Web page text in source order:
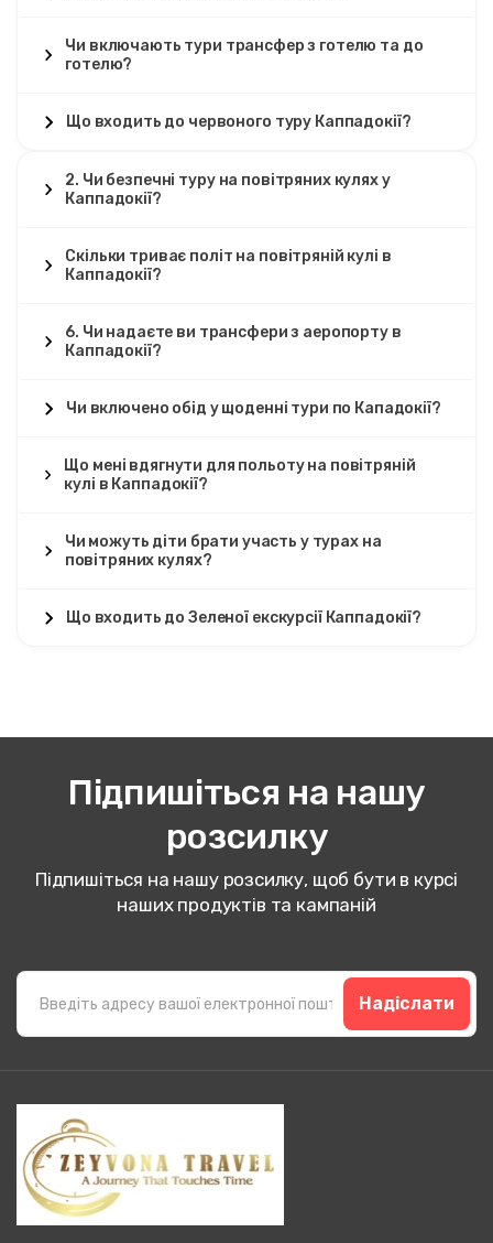
Чи включають тури трансфер з готелю та до
готелю?
Що входить до червоного туру Каппадокії?
2. Чи безпечні туру на повітряних кулях у
Каппадокії?
Скільки триває політ на повітряній кулі в
Каппадокії?
6. Чи надаєте ви трансфери з аеропорту в
Каппадокії?
Чи включено обід у щоденні тури по Кападокії?
Що мені вдягнути для польоту на повітряній
кулі в Каппадокії?
Чи можуть діти брати участь у турах на
повітряних кулях?
Що входить до Зеленої екскурсії Каппадокії?
Підпишіться на нашу
розсилку
Підпишіться на нашу розсилку, щоб бути в курсі
наших продуктів та кампаній
Надіслати